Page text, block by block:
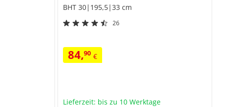
BHT 30|195,5|33 cm
26
84,90 €
Lieferzeit: bis zu 10 Werktage